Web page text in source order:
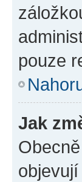
pouze
Jak